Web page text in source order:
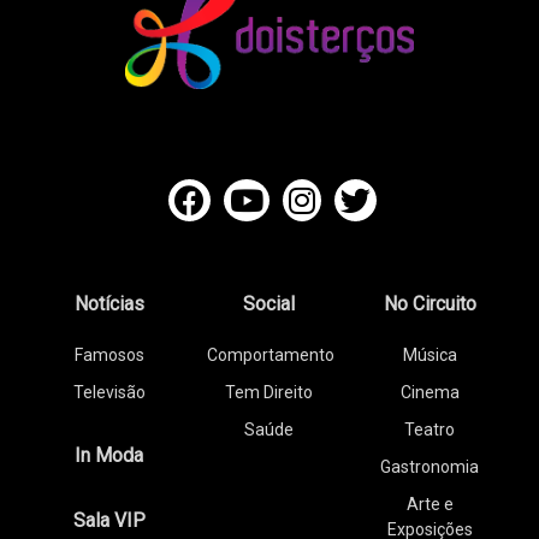
Notícias
Famosos
Televisão
In Moda
Sala VIP
Social
Comportamento
Tem Direito
Saúde
No Circuito
Música
Cinema
Teatro
Gastronomia
Arte e
Exposições